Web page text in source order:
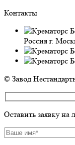
Контакты
Россия г.
© Завод
Оставить заявку на